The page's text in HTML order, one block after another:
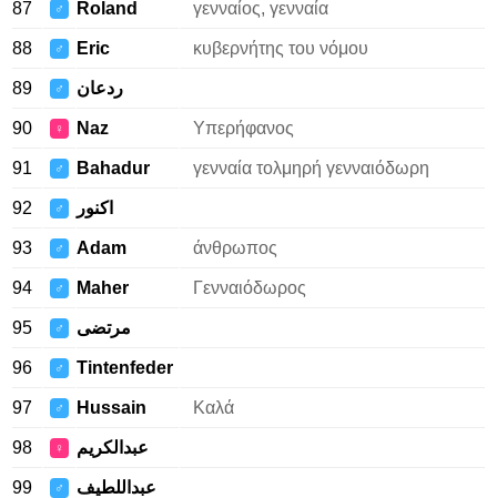
87 ♂ Roland γενναίος, γενναία
88 ♂ Eric κυβερνήτης του νόμου
89 ♂ ردعان
90 ♀ Naz Υπερήφανος
91 ♂ Bahadur γενναία τολμηρή γενναιόδωρη
92 ♂ اكنور
93 ♂ Adam άνθρωπος
94 ♂ Maher Γενναιόδωρος
95 ♂ مرتضى
96 ♂ Tintenfeder
97 ♂ Hussain Καλά
98 ♀ عبدالكريم
99 ♂ عبداللطيف